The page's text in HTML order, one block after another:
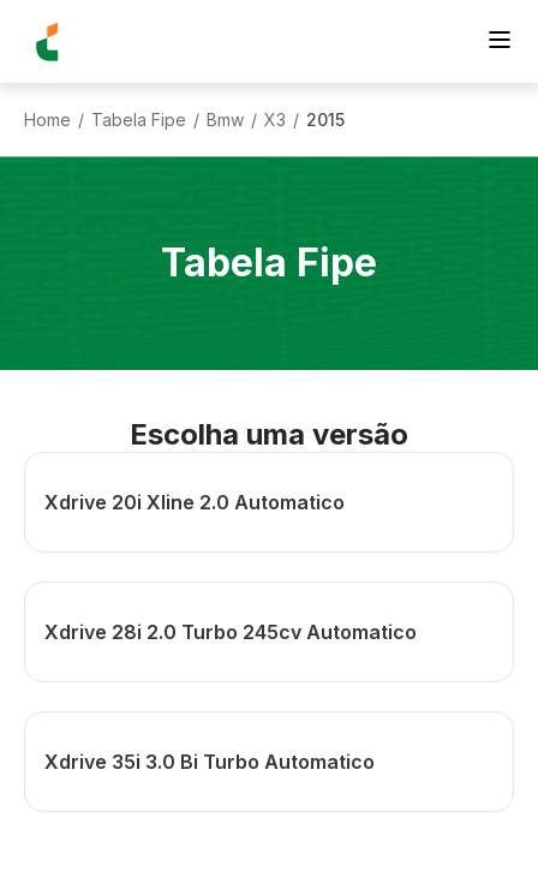
Home / Tabela Fipe / Bmw / X3 / 2015
Tabela Fipe
Escolha uma versão
Xdrive 20i Xline 2.0 Automatico
Xdrive 28i 2.0 Turbo 245cv Automatico
Xdrive 35i 3.0 Bi Turbo Automatico